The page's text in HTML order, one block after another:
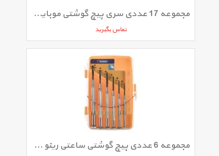
مجموعه 17 عددی سری پیچ گوشتی موبایلی رینو مدل RPT-2315
تماس بگیرید
مجموعه 6 عددی پیچ گوشتی ساعتی رینو مدل RPT-350